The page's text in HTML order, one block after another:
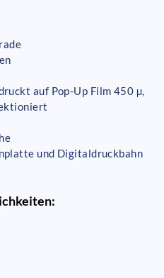
auf Pop-Up Film 450 µ,
und Digitaldruckbahn